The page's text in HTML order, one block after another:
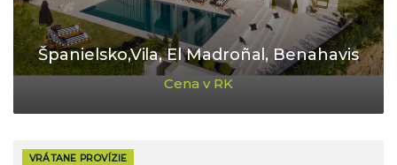
Španielsko,Vila, El Madroñal, Benahavis
Cena v RK
VRÁTANE PROVÍZIE